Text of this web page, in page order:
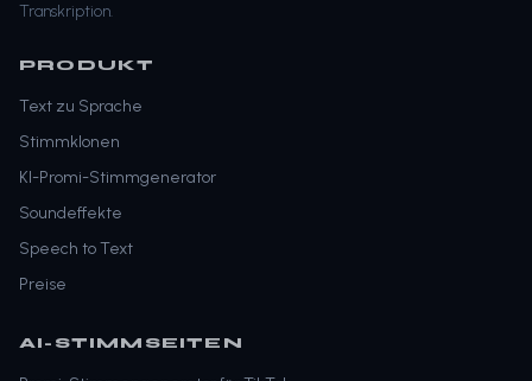
Transkription.
PRODUKT
Text zu Sprache
Stimmklonen
KI-Promi-Stimmgenerator
Soundeffekte
Speech to Text
Preise
AI-STIMMSEITEN